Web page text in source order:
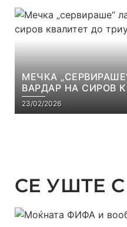
МЕЧКА
ВАРДАР НА СИРОВ
ВО АВТОКОМАНДА
23/02/2026
СЕ УШТЕ